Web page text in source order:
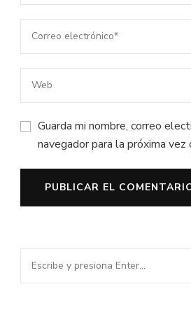
Guarda mi nombre, correo
navegador para la próxima vez
¿Buscas
algo?